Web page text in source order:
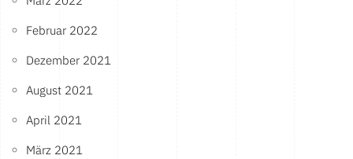
Februar 2022
Dezember 2021
August 2021
April 2021
März 2021